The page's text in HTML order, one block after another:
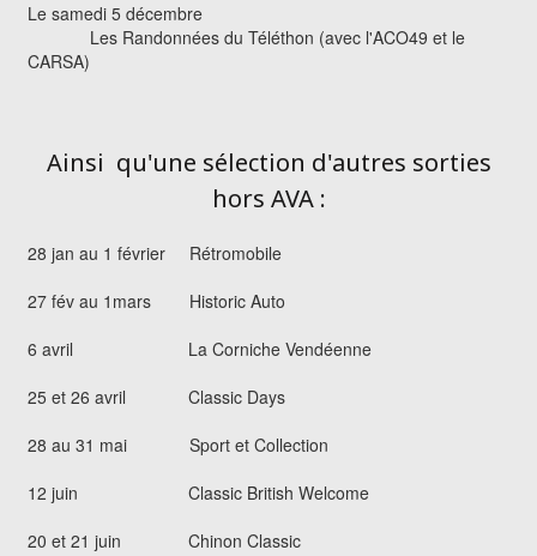
Le samedi 5 décembre
Les Randonnées du Téléthon (avec l'ACO49 et le
CARSA)
Ainsi qu'une sélection d'autres sorties
hors AVA :
28 jan au 1 février Rétromobile
27 fév au 1mars Historic Auto
6 avril La Corniche Vendéenne
25 et 26 avril Classic Days
28 au 31 mai Sport et Collection
12 juin Classic British Welcome
20 et 21 juin Chinon Classic